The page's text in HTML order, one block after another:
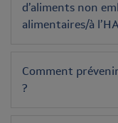
d’aliments non
alimentaires/à
Comment
?